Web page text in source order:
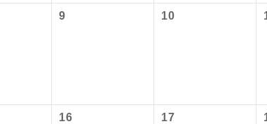
9 10
16 17
】ら追加代金でご参加いただけます。
説明